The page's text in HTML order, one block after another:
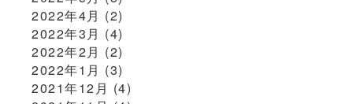
2022年4月 (2)
2022年3月 (4)
2022年2月 (2)
2022年1月 (3)
2021年12月 (4)